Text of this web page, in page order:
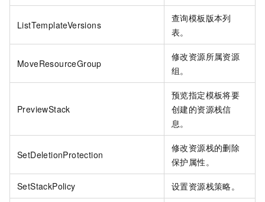
ListTemplateVersions
查询模板版本列
表。
MoveResourceGroup
修改资源所属资源
组。
PreviewStack
预览指定模板将要
创建的资源栈信
息。
SetDeletionProtection
修改资源栈的删除
保护属性。
SetStackPolicy 设置资源栈策略。